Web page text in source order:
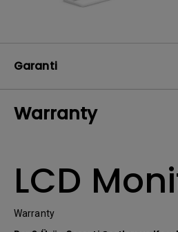
Garanti
Warranty
LCD
Warranty